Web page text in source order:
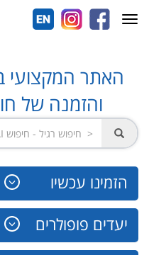
האתר המקצועי
והזמנה של
הזמינו עכשיו
יעדים פופולרים
Toggle
navigation